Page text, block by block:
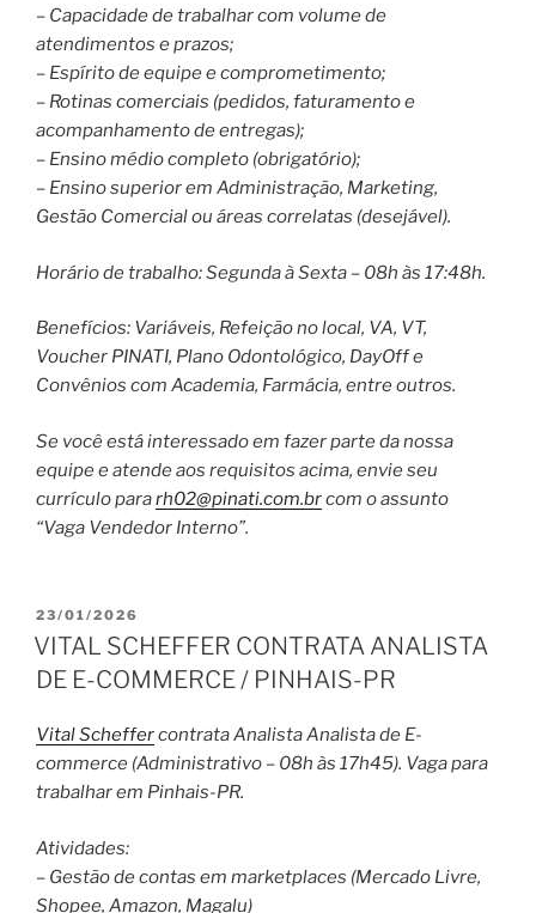
– Capacidade de trabalhar com volume de
atendimentos e prazos;
– Espírito de equipe e comprometimento;
– Rotinas comerciais (pedidos, faturamento e
acompanhamento de entregas);
– Ensino médio completo (obrigatório);
– Ensino superior em Administração, Marketing,
Gestão Comercial ou áreas correlatas (desejável).
Horário de trabalho: Segunda à Sexta – 08h às 17:48h.
Benefícios: Variáveis, Refeição no local, VA, VT,
Voucher PINATI, Plano Odontológico, DayOff e
Convênios com Academia, Farmácia, entre outros.
Se você está interessado em fazer parte da nossa
equipe e atende aos requisitos acima, envie seu
currículo pararh02@pinati.com.brcom o assunto
“Vaga Vendedor Interno”.
PUBLICADO
EM
23/01/2026
VITAL SCHEFFER CONTRATA ANALISTA
DE E-COMMERCE / PINHAIS-PR
Vital Scheffercontrata Analista Analista de E-
commerce (Administrativo – 08h às 17h45). Vaga para
trabalhar em Pinhais-PR.
Atividades:
– Gestão de contas em marketplaces (Mercado Livre,
Shopee, Amazon, Magalu)